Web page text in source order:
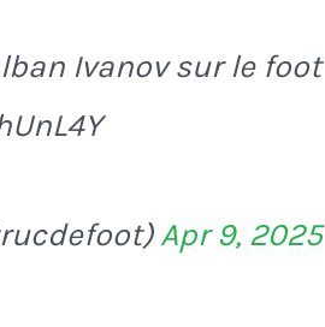
Ivanov sur le foot
Apr 9, 2025